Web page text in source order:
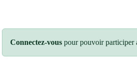
Connectez-vous pour pouvoir participer